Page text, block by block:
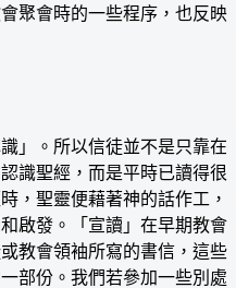
聚會時的一些程序，也反映
。所以信徒並不是只靠在
識聖經，而是平時已讀得很
，聖靈便藉著神的話作工，
啟發。「宣讀」在早期教會
教會領袖所寫的書信，這些
部份。我們若參加一些別處